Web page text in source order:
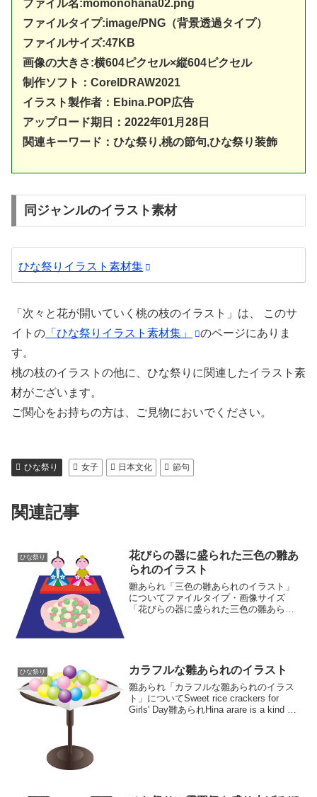
ファイル名:momonohana02.png
ファイルタイプ:image/PNG（背景透過タイプ）
ファイルサイズ:47KB
画像の大きさ:横604ピクセル×縦604ピクセル
制作ソフト： CorelDRAW2021
イラスト製作者：Ebina.POP広告
アップロード期日：2022年01月28日
関連キーワード：ひな祭り,桃の節句,ひな祭り装飾
同ジャンルのイラスト素材
ひな祭りイラスト素材集
「次々と花が開いていく桃の枝のイラスト」は、 このサ
イトの 「ひな祭りイラスト素材集」
のページにありま
す。
桃の枝のイラストの他に、ひな祭りに関連したイラスト素
材がございます。
ご関心をお持ちの方は、ご見物においでください。
ひな祭り 女子 日本文化 節句
関連記事
ひな祭り
花びらの器に盛られた三色の雛あ
られのイラスト
雛あられ「三色の雛あられのイラスト」
についてファイルタイプ・画像サイズ
「花びらの器に盛られた三色の雛あられ
ひな祭り カラフルな雛あられのイラスト
雛あられ「カラフルな雛あられのイラス
ト」についてSweet rice crackers for
Girls' Day雛あられHina arare is a kind of